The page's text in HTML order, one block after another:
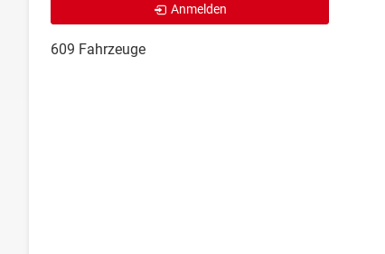
Anmelden
609 Fahrzeuge